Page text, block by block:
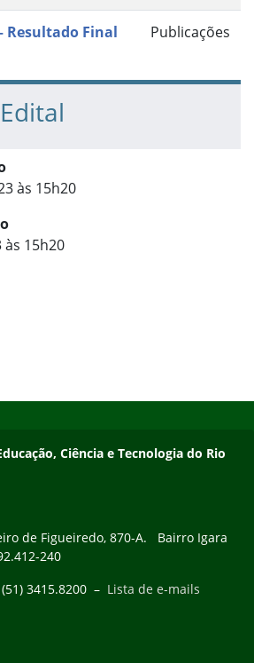
Resultado Final Publicações
às 15h20
às 15h20
Ciência e Tecnologia do Rio
de Figueiredo, 870-A. Bairro Igara
240
3415.8200 – Lista de e-mails